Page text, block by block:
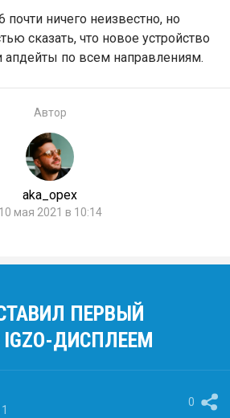
почти ничего неизвестно, но
сказать, что новое устройство
апдейты по всем направлениям.
Автор
aka_opex
10 мая 2021 в 10:14
ПЕРВЫЙ
ДИСПЛЕЕМ
0